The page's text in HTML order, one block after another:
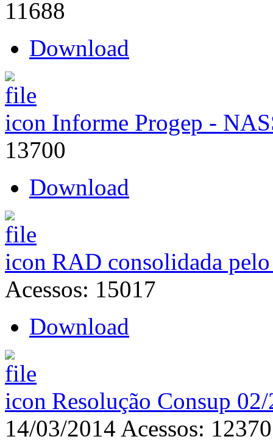
11688
Download
Informe Progep -
13700
Download
RAD consolidada
Acessos: 15017
Download
Resolução Consup
14/03/2014 Acessos: 12370